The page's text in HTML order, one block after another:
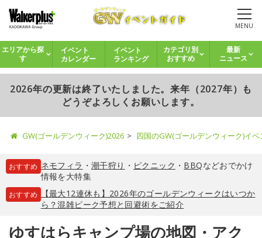
MENU
エリアから探
す
イベント
カレンダー
イベント
ランキング
カテゴリ別
おすすめ
最新
ニュース
2026年の更新は終了いたしました。来年（2027年）も
どうぞよろしくお願いします。
GW(ゴールデンウィーク)2026 四国のGW(ゴールデンウィーク)イ
おすすめ ネモフィラ ・ 潮干狩り ・ ピクニック ・ BBQなどおでかけ
情報を大特集
おすすめ
【最大12連休も】2026年のゴールデンウィークはいつか
ら？混雑ピーク予想と回避術をご紹介
ゆすはらキャンプ場の地図・アク